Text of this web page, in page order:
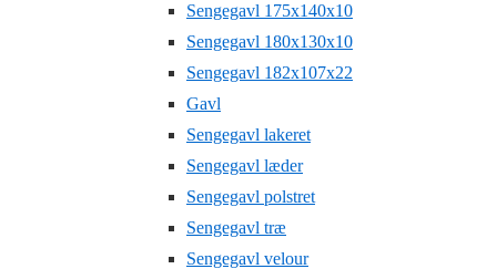
Sengegavl 175x140x10
Sengegavl 180x130x10
Sengegavl 182x107x22
Gavl
Sengegavl lakeret
Sengegavl læder
Sengegavl polstret
Sengegavl træ
Sengegavl velour